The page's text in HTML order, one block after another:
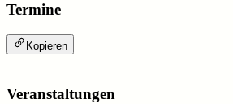
Termine
Kopieren
Veranstaltungen